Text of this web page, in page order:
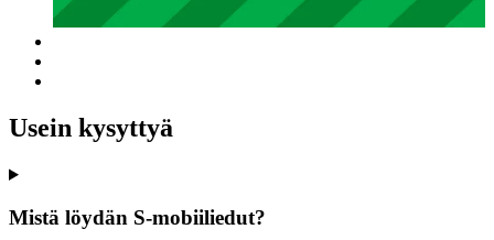
Usein kysyttyä
Mistä löydän S-mobiiliedut?